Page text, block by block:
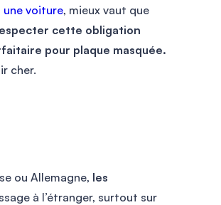
voiture, mieux vaut que
cette obligation
pour plaque masquée.
cher.
ou Allemagne, les
à l’étranger, surtout sur